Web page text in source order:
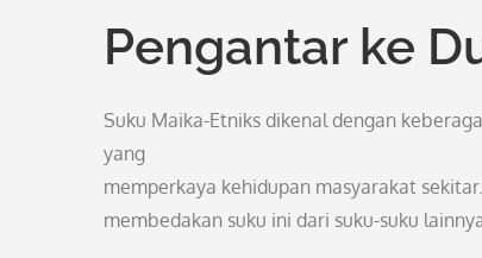
Pengantar ke
Suku Maika-Etniks dikenal dengan
yang
memperkaya kehidupan masyarakat
membedakan suku ini dari suku-suku